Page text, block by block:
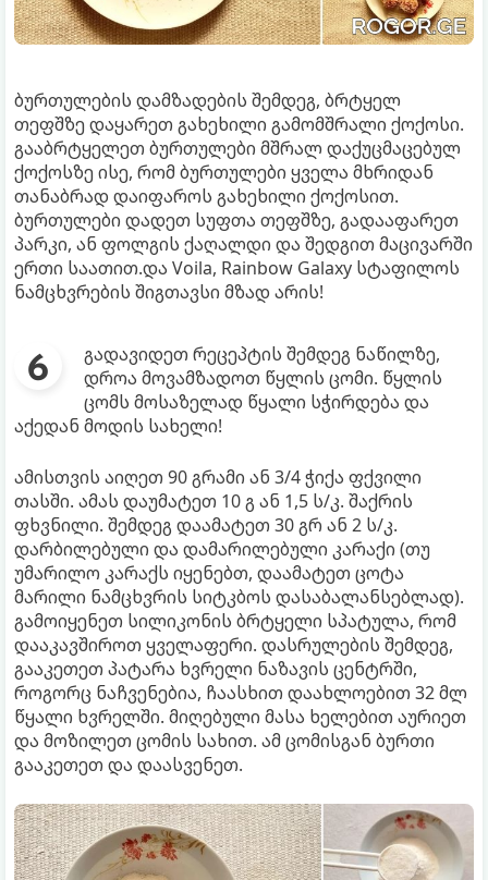
ბურთულების დამზადების შემდეგ, ბრტყელ
თეფშზე დაყარეთ გახეხილი გამომშრალი ქოქოსი.
გააბრტყელეთ ბურთულები მშრალ დაქუცმაცებულ
ქოქოსზე ისე, რომ ბურთულები ყველა მხრიდან
თანაბრად დაიფაროს გახეხილი ქოქოსით.
ბურთულები დადეთ სუფთა თეფშზე, გადააფარეთ
პარკი, ან ფოლგის ქაღალდი და შედგით მაცივარში
ერთი საათით.და Voila, Rainbow Galaxy სტაფილოს
ნამცხვრების შიგთავსი მზად არის!
გადავიდეთ რეცეპტის შემდეგ ნაწილზე,
დროა მოვამზადოთ წყლის ცომი. წყლის
ცომს მოსაზელად წყალი სჭირდება და
აქედან მოდის სახელი!
ამისთვის აიღეთ 90 გრამი ან 3/4 ჭიქა ფქვილი
თასში. ამას დაუმატეთ 10 გ ან 1,5 ს/კ. შაქრის
ფხვნილი. შემდეგ დაამატეთ 30 გრ ან 2 ს/კ.
დარბილებული და დამარილებული კარაქი (თუ
უმარილო კარაქს იყენებთ, დაამატეთ ცოტა
მარილი ნამცხვრის სიტკბოს დასაბალანსებლად).
გამოიყენეთ სილიკონის ბრტყელი სპატულა, რომ
დააკავშიროთ ყველაფერი. დასრულების შემდეგ,
გააკეთეთ პატარა ხვრელი ნაზავის ცენტრში,
როგორც ნაჩვენებია, ჩაასხით დაახლოებით 32 მლ
წყალი ხვრელში. მიღებული მასა ხელებით აურიეთ
და მოზილეთ ცომის სახით. ამ ცომისგან ბურთი
გააკეთეთ და დაასვენეთ.